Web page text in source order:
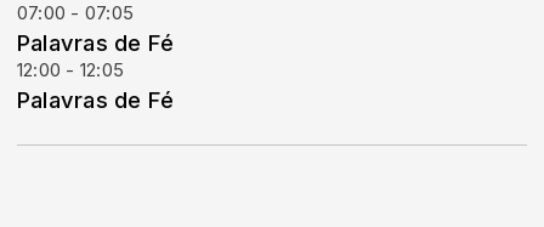
07:00 - 07:05
Palavras de Fé
12:00 - 12:05
Palavras de Fé